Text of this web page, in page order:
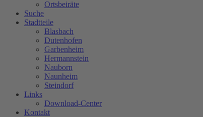
Ortsbeiräte
Suche
Stadtteile
Blasbach
Dutenhofen
Garbenheim
Hermannstein
Nauborn
Naunheim
Steindorf
Links
Download-Center
Kontakt